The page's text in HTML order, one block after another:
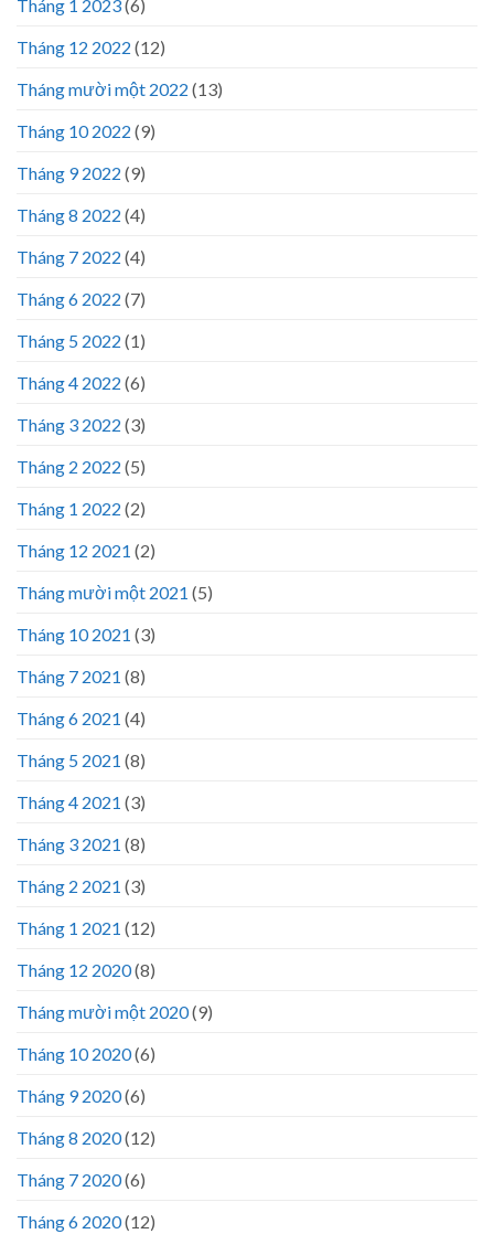
Tháng 1 2023(6)
Tháng 12 2022 (12)
Tháng mười một 2022 (13)
Tháng 10 2022 (9)
Tháng 9 2022 (9)
Tháng 8 2022 (4)
Tháng 7 2022 (4)
Tháng 6 2022 (7)
Tháng 5 2022 (1)
Tháng 4 2022 (6)
Tháng 3 2022 (3)
Tháng 2 2022 (5)
Tháng 1 2022 (2)
Tháng 12 2021 (2)
Tháng mười một 2021 (5)
Tháng 10 2021 (3)
Tháng 7 2021 (8)
Tháng 6 2021 (4)
Tháng 5 2021 (8)
Tháng 4 2021 (3)
Tháng 3 2021 (8)
Tháng 2 2021 (3)
Tháng 1 2021 (12)
Tháng 12 2020(8)
Tháng mười một 2020(9)
Tháng 10 2020(6)
Tháng 9 2020(6)
Tháng 8 2020(12)
Tháng 7 2020(6)
Tháng 6 2020(12)